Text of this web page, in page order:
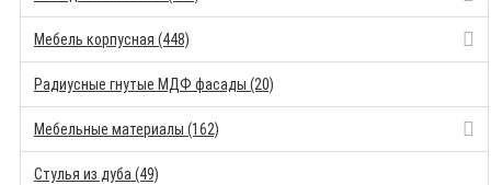
Мебель корпусная (448)
Радиусные гнутые МДФ фасады (20)
Мебельные материалы (162)
Стулья из дуба (49)